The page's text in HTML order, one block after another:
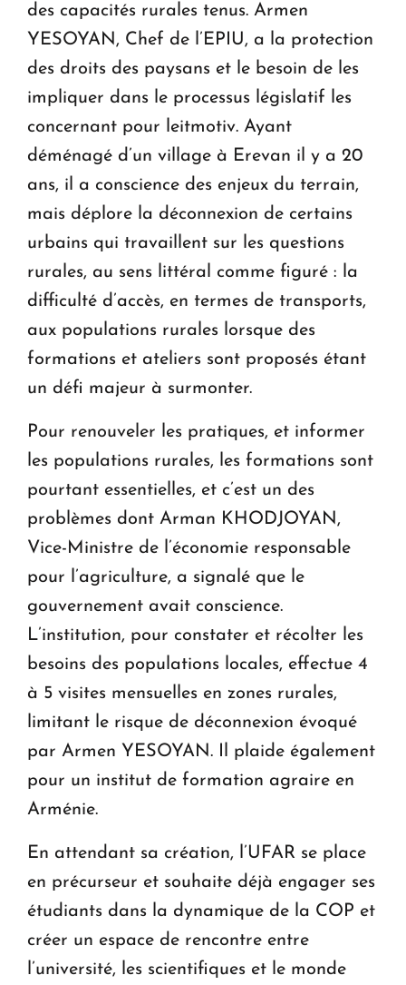
des capacités rurales tenus. Armen
YESOYAN, Chef de l’EPIU, a la protection
des droits des paysans et le besoin de les
impliquer dans le processus législatif les
concernant pour leitmotiv. Ayant
déménagé d’un village à Erevan il y a 20
ans, il a conscience des enjeux du terrain,
mais déplore la déconnexion de certains
urbains qui travaillent sur les questions
rurales, au sens littéral comme figuré : la
difficulté d’accès, en termes de transports,
aux populations rurales lorsque des
formations et ateliers sont proposés étant
un défi majeur à surmonter.
Pour renouveler les pratiques, et informer
les populations rurales, les formations sont
pourtant essentielles, et c’est un des
problèmes dont Arman KHODJOYAN,
Vice-Ministre de l’économie responsable
pour l’agriculture, a signalé que le
gouvernement avait conscience.
L’institution, pour constater et récolter les
besoins des populations locales, effectue 4
à 5 visites mensuelles en zones rurales,
limitant le risque de déconnexion évoqué
par Armen YESOYAN. Il plaide également
pour un institut de formation agraire en
Arménie.
En attendant sa création, l’UFAR se place
en précurseur et souhaite déjà engager ses
étudiants dans la dynamique de la COP et
créer un espace de rencontre entre
l’université, les scientifiques et le monde